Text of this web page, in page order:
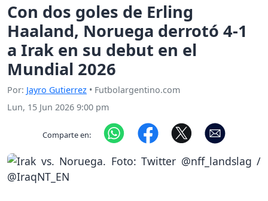
Con dos goles de Erling
Haaland, Noruega derrotó 4-1
a Irak en su debut en el
Mundial 2026
Por: Jayro Gutierrez • Futbolargentino.com
Lun, 15 Jun 2026 9:00 pm
Comparte en: